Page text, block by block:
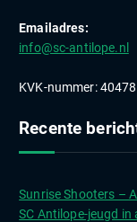
Emailadres:
info@sc-antilope.nl
KVK-nummer:
Recente
Sunrise Shooters –
SC Antilope-jeugd